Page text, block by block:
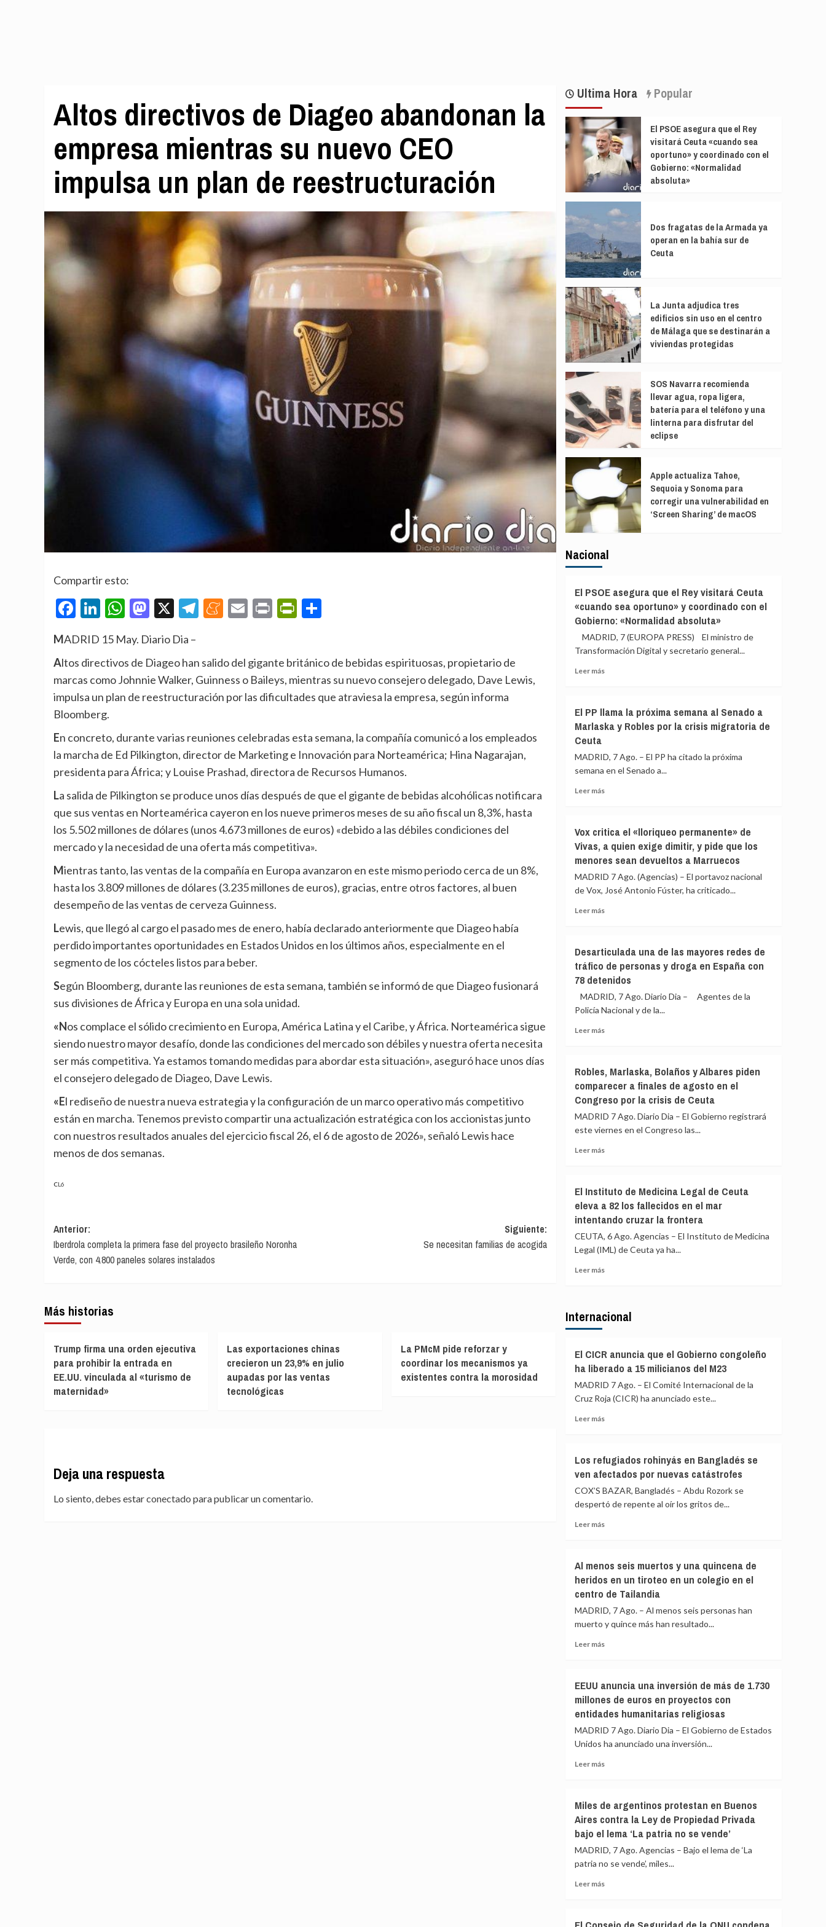
Altos directivos de Diageo abandonan la
empresa mientras su nuevo CEO
impulsa un plan de reestructuración
Compartir esto:
Facebook
LinkedIn
WhatsApp
Mastodon
X Telegram
Meneame
EmailPrintPrintFriendly
MADRID 15 May. Diario Dia –
Altos directivos de Diageo han salido del gigante británico de bebidas espirituosas, propietario de
marcas como Johnnie Walker, Guinness o Baileys, mientras su nuevo consejero delegado, Dave Lewis,
impulsa un plan de reestructuración por las dificultades que atraviesa la empresa, según informa
Bloomberg.
En concreto, durante varias reuniones celebradas esta semana, la compañía comunicó a los empleados
la marcha de Ed Pilkington, director de Marketing e Innovación para Norteamérica; Hina Nagarajan,
presidenta para África; y Louise Prashad, directora de Recursos Humanos.
La salida de Pilkington se produce unos días después de que el gigante de bebidas alcohólicas notificara
que sus ventas en Norteamérica cayeron en los nueve primeros meses de su año fiscal un 8,3%, hasta
los 5.502 millones de dólares (unos 4.673 millones de euros) «debido a las débiles condiciones del
mercado y la necesidad de una oferta más competitiva».
Mientras tanto, las ventas de la compañía en Europa avanzaron en este mismo periodo cerca de un 8%,
hasta los 3.809 millones de dólares (3.235 millones de euros), gracias, entre otros factores, al buen
desempeño de las ventas de cerveza Guinness.
Lewis, que llegó al cargo el pasado mes de enero, había declarado anteriormente que Diageo había
perdido importantes oportunidades en Estados Unidos en los últimos años, especialmente en el
segmento de los cócteles listos para beber.
Según Bloomberg, durante las reuniones de esta semana, también se informó de que Diageo fusionará
sus divisiones de África y Europa en una sola unidad.
«Nos complace el sólido crecimiento en Europa, América Latina y el Caribe, y África. Norteamérica sigue
siendo nuestro mayor desafío, donde las condiciones del mercado son débiles y nuestra oferta necesita
ser más competitiva. Ya estamos tomando medidas para abordar esta situación», aseguró hace unos días
el consejero delegado de Diageo, Dave Lewis.
«El rediseño de nuestra nueva estrategia y la configuración de un marco operativo más competitivo
están en marcha. Tenemos previsto compartir una actualización estratégica con los accionistas junto
con nuestros resultados anuales del ejercicio fiscal 26, el 6 de agosto de 2026», señaló Lewis hace
menos de dos semanas.
CL6
Navegación
de
entradas
Anterior:
Iberdrola completa la primera fase del proyecto brasileño Noronha
Verde, con 4.800 paneles solares instalados
Siguiente:
Se necesitan familias de acogida
Más historias
Trump firma una orden ejecutiva
para prohibir la entrada en
EE.UU. vinculada al «turismo de
maternidad»
Las exportaciones chinas
crecieron un 23,9% en julio
aupadas por las ventas
tecnológicas
La PMcM pide reforzar y
coordinar los mecanismos ya
existentes contra la morosidad
Deja una respuesta
Lo siento, debes estarconectado para publicar un comentario.
Ultima Hora Popular
El PSOE asegura que el Rey
visitará Ceuta «cuando sea
oportuno» y coordinado con el
Gobierno: «Normalidad
absoluta»
Dos fragatas de la Armada ya
operan en la bahía sur de
Ceuta
La Junta adjudica tres
edificios sin uso en el centro
de Málaga que se destinarán a
viviendas protegidas
SOS Navarra recomienda
llevar agua, ropa ligera,
batería para el teléfono y una
linterna para disfrutar del
eclipse
Apple actualiza Tahoe,
Sequoia y Sonoma para
corregir una vulnerabilidad en
‘Screen Sharing’ de macOS
Nacional
El PSOE asegura que el Rey visitará Ceuta
«cuando sea oportuno» y coordinado con el
Gobierno: «Normalidad absoluta»
MADRID, 7 (EUROPA PRESS) El ministro de
Transformación Digital y secretario general...
Leer másLeer
PSOE
asegura
Rey
visitará
y
coordinado
Gobierno:
«Normalidad
El PP llama la próxima semana al Senado a
Marlaska y Robles por la crisis migratoria de
Ceuta
MADRID, 7 Ago. – El PP ha citado la próxima
semana en el Senado a...
Leer másLeer
PP
llama
la
semana
al
Robles
por
migratoria
de
Vox critica el «lloriqueo permanente» de
Vivas, a quien exige dimitir, y pide que los
menores sean devueltos a Marruecos
MADRID 7 Ago. (Agencias) – El portavoz nacional
de Vox, José Antonio Fúster, ha criticado...
Leer másLeer
critica
el
«lloriqueo
de
Vivas,
y
pide
menores
sean
a
Desarticulada una de las mayores redes de
tráfico de personas y droga en España con
78 detenidos
MADRID, 7 Ago. Diario Dia – Agentes de la
Policía Nacional y de la...
Leer másLeer
una
de
las
redes
de
droga
en
España
78
detenidos
Robles, Marlaska, Bolaños y Albares piden
comparecer a finales de agosto en el
Congreso por la crisis de Ceuta
MADRID 7 Ago. Diario Dia – El Gobierno registrará
este viernes en el Congreso las...
Leer másLeer
Marlaska,
Bolaños
y
piden
comparecer
en
el
la
crisis
de
Ceuta
El Instituto de Medicina Legal de Ceuta
eleva a 82 los fallecidos en el mar
intentando cruzar la frontera
CEUTA, 6 Ago. Agencias – El Instituto de Medicina
Legal (IML) de Ceuta ya ha...
Leer másLeer
Instituto
Legal
Ceuta
eleva
a
los
el
mar
intentando
cruzar
la
Internacional
El CICR anuncia que el Gobierno congoleño
ha liberado a 15 milicianos del M23
MADRID 7 Ago. – El Comité Internacional de la
Cruz Roja (CICR) ha anunciado este...
Leer másLeer
CICR
anuncia
que
Gobierno
congoleño
15
milicianos
del
Los refugiados rohinyás en Bangladés se
ven afectados por nuevas catástrofes
COX’S BAZAR, Bangladés – Abdu Rozork se
despertó de repente al oír los gritos de...
Leer másLeer
refugiados
rohinyás
en
se
ven
Al menos seis muertos y una quincena de
heridos en un tiroteo en un colegio en el
centro de Tailandia
MADRID, 7 Ago. – Al menos seis personas han
muerto y quince más han resultado...
Leer másLeer
menos
seis
muertos
una
quincena
tiroteo
en
un
en
el
de
EEUU anuncia una inversión de más de 1.730
millones de euros en proyectos con
entidades humanitarias religiosas
MADRID 7 Ago. Diario Dia – El Gobierno de Estados
Unidos ha anunciado una inversión...
Leer másLeer
anuncia
una
inversión
más
de
Miles de argentinos protestan en Buenos
Aires contra la Ley de Propiedad Privada
bajo el lema ‘La patria no se vende’
MADRID, 7 Ago. Agencias – Bajo el lema de ‘La
patria no se vende’, miles...
Leer másLeer